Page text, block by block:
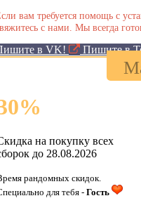
вам требуется помощь с
с нами. Мы всегда
в VK! Пишите в
%
на покупку всех
до 28.08.2026
рандомных скидок.
для тебя - Гость